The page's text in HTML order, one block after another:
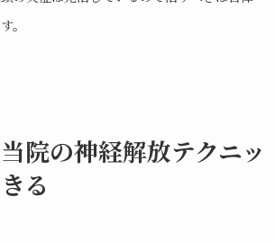
。
院の神経解放テクニッ
る